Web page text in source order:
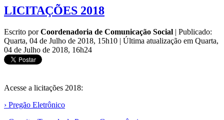
LICITAÇÕES 2018
Escrito porCoordenadoria de Comunicação Social | Publicado:
Quarta, 04 de Julho de 2018, 15h10 | Última atualização em Quarta,
04 de Julho de 2018, 16h24
Acesse a licitações 2018:
› Pregão Eletrônico